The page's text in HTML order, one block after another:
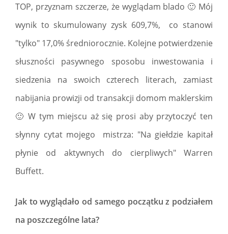
TOP, przyznam szczerze, że wyglądam blado 🙂 Mój
wynik to skumulowany zysk 609,7%, co stanowi
"tylko" 17,0% średniorocznie. Kolejne potwierdzenie
słuszności pasywnego sposobu inwestowania i
siedzenia na swoich czterech literach, zamiast
nabijania prowizji od transakcji domom maklerskim
🙂 W tym miejscu aż się prosi aby przytoczyć ten
słynny cytat mojego mistrza: "Na giełdzie kapitał
płynie od aktywnych do cierpliwych" Warren
Buffett.
Jak to wyglądało od samego początku z podziałem
na poszczególne lata?